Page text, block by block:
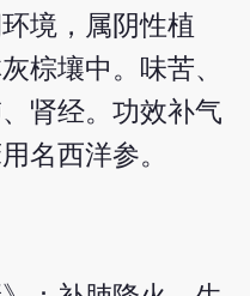
境，属阴性植
棕壤中。味苦、
肾经。功效补气
名西洋参。